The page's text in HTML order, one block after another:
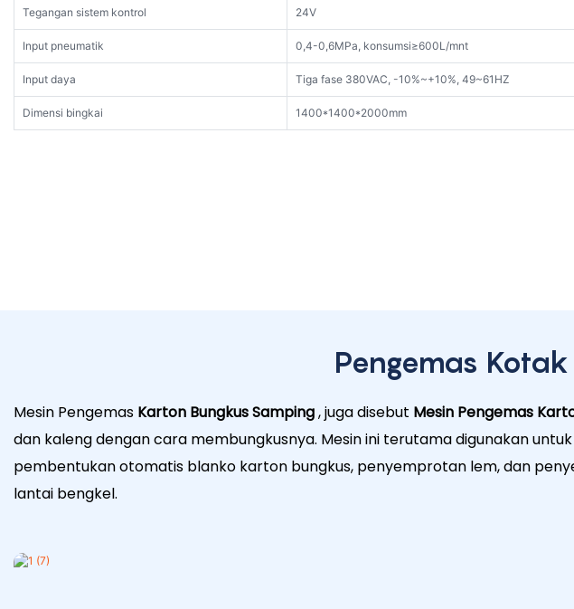
Tegangan sistem kontrol 24V
Input pneumatik 0,4-0,6MPa, konsumsi≥600L/mnt
Input daya Tiga fase 380VAC, -10%~+10%, 49~61HZ
Dimensi bingkai 1400*1400*2000mm
Pengemas
Mesin Pengemas Karton Bungkus Samping, juga disebut Mesin Pengemas
dan kaleng dengan cara membungkusnya. Mesin ini terutama digunakan
pembentukan otomatis blanko karton bungkus, penyemprotan lem, dan
lantai bengkel.